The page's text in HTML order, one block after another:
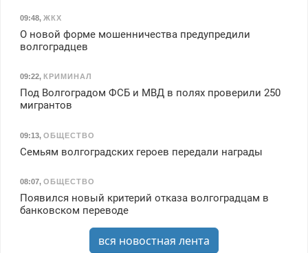
09:48, ЖКХ
О новой форме мошенничества предупредили
волгоградцев
09:22, КРИМИНАЛ
Под Волгоградом ФСБ и МВД в полях проверили 250
мигрантов
09:13, ОБЩЕСТВО
Семьям волгоградских героев передали награды
08:07, ОБЩЕСТВО
Появился новый критерий отказа волгоградцам в
банковском переводе
вся новостная лента